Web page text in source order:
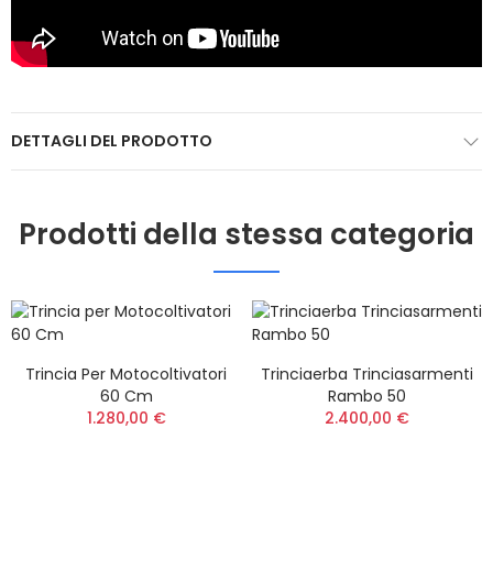
DETTAGLI DEL PRODOTTO
Prodotti della stessa categoria
Trincia Per Motocoltivatori
60 Cm
1.280,00 €
Trinciaerba Trinciasarmenti
Rambo 50
2.400,00 €